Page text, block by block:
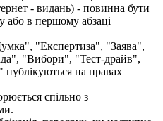
- видань) - повинна бути
або в першому абзаці
"Експертиза", "Заява",
"Вибори", "Тест-драйв",
на правах
спільно з